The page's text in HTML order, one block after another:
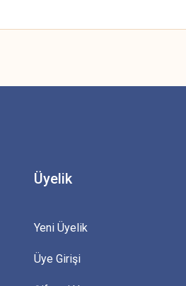
Üyelik
Yeni Üyelik
Üye Girişi